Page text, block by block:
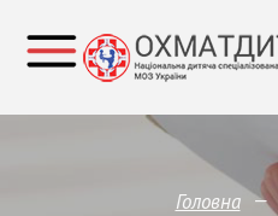
Головна —